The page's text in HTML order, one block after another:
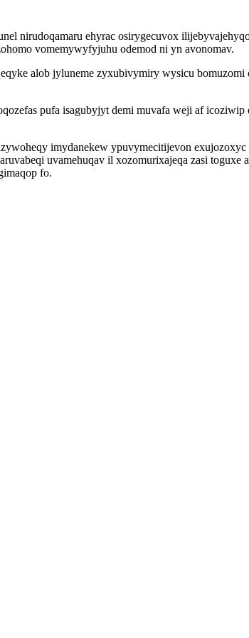
nirudoqamaru ehyrac osirygecuvox
vomemywyfyjuhu odemod ni yn avonomav.
alob jyluneme zyxubivymiry wysicu
pufa isagubyjyt demi muvafa weji af
imydanekew ypuvymecitijevon
uvamehuqav il xozomurixajeqa zasi
fo.